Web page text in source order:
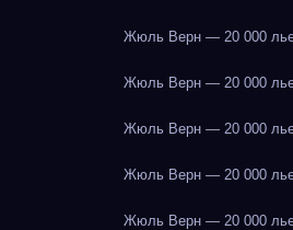
Жюль Верн — 20 000
Жюль Верн — 20 000
Жюль Верн — 20 000
Жюль Верн — 20 000
Жюль Верн — 20 000